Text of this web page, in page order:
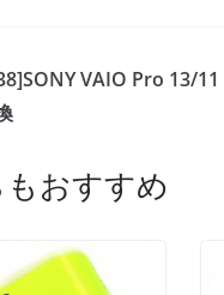
VAIO Pro 13/
おすすめ